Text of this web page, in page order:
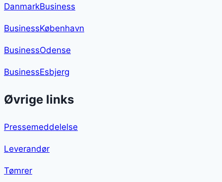
DanmarkBusiness
BusinessKøbenhavn
BusinessOdense
BusinessEsbjerg
Øvrige links
Pressemeddelelse
Leverandør
Tømrer